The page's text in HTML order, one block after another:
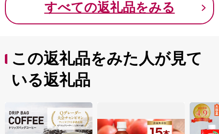
すべての返礼品をみる
この返礼品をみた人が見て
いる返礼品